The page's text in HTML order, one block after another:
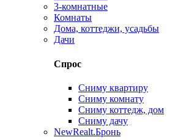
3-комнатные
Комнаты
Дома, коттеджи, усадьбы
Дачи
Спрос
Сниму квартиру
Сниму комнату
Сниму коттедж, дом
Сниму дачу
NewRealt.Бронь